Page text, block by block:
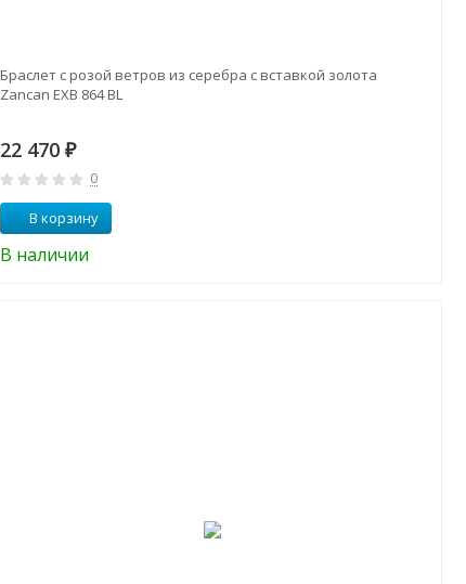
Браслет с розой ветров из серебра с вставкой золота
Zancan EXB 864 BL
22 470 ₽
0
В корзину
В наличии